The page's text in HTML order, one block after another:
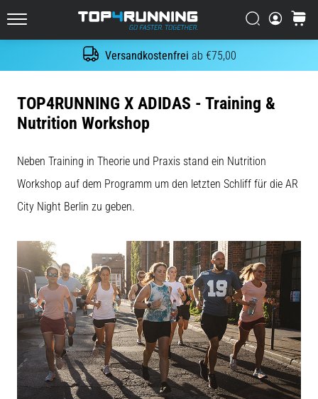
Versandkostenfrei ab €75,00
Suchen
tut
sich!
Welche
Vorteile
es,
7. 8. 2026
Lesedauer 6 min
Shuttle-
Run
und
Beep-
Test:
Was
steckt
dahinter?
TOP4RUNNING X ADIDAS - Training &
Nutrition Workshop
Neben Training in Theorie und Praxis stand ein Nutrition
Workshop auf dem Programm um den letzten Schliff für die AR
City Night Berlin zu geben.